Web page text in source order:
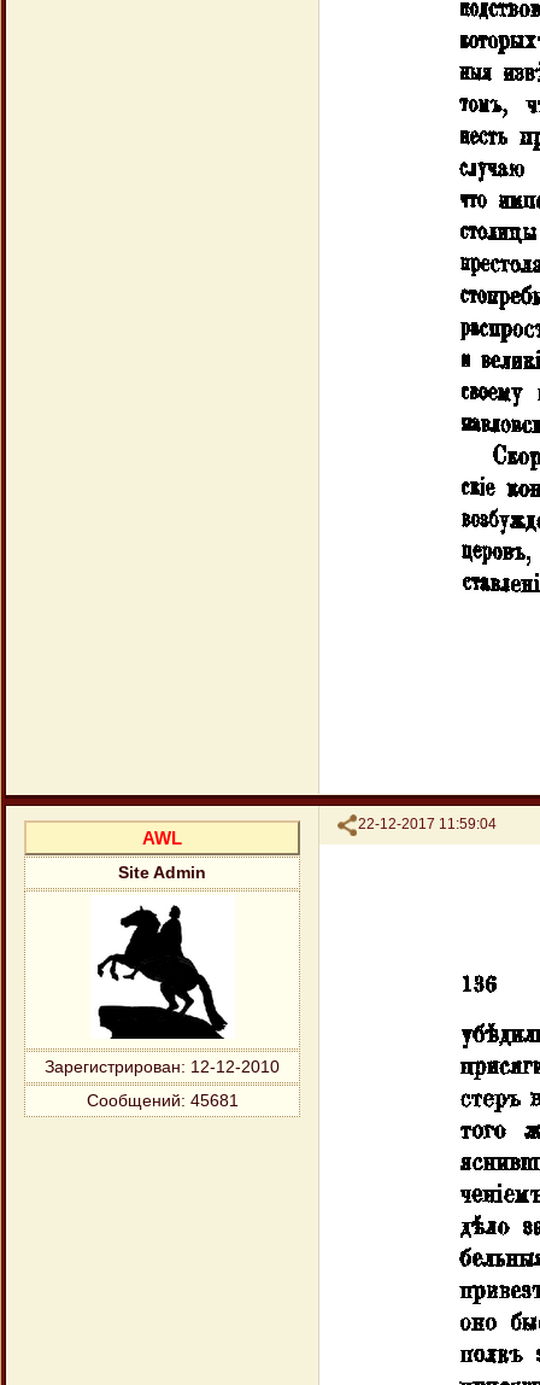
Поделиться
22-12-2017 11:59:04
AWL
Site Admin
Зарегистрирован: 12-12-2010
Сообщений: 45681